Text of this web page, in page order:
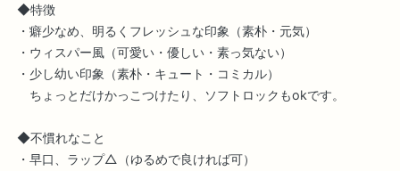
◆特徴
・癖少なめ、明るくフレッシュな印象（素朴・元気）
・ウィスパー風（可愛い・優しい・素っ気ない）
・少し幼い印象（素朴・キュート・コミカル）
ちょっとだけかっこつけたり、ソフトロックもokです。
◆不慣れなこと
・早口、ラップ△（ゆるめで良ければ可）